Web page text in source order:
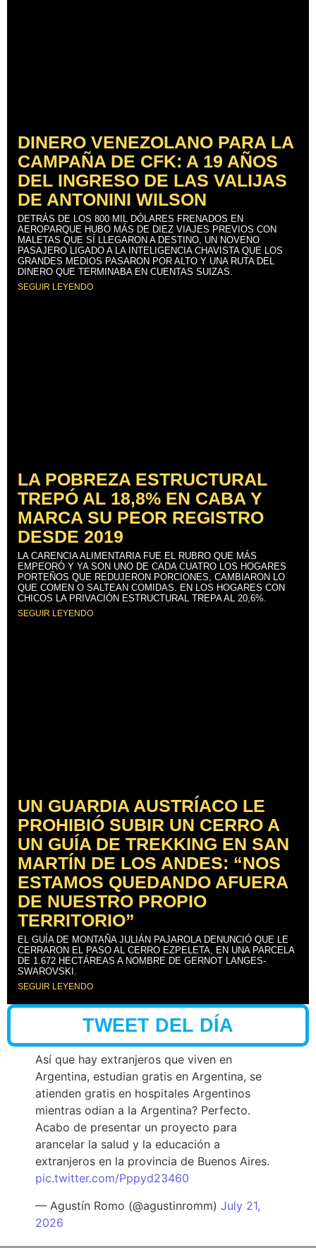
DINERO VENEZOLANO PARA LA
CAMPAÑA DE CFK: A 19 AÑOS
DEL INGRESO DE LAS VALIJAS
DE ANTONINI WILSON
DETRÁS DE LOS 800 MIL DÓLARES FRENADOS EN
AEROPARQUE HUBO MÁS DE DIEZ VIAJES PREVIOS CON
MALETAS QUE SÍ LLEGARON A DESTINO, UN NOVENO
PASAJERO LIGADO A LA INTELIGENCIA CHAVISTA QUE LOS
GRANDES MEDIOS PASARON POR ALTO Y UNA RUTA DEL
DINERO QUE TERMINABA EN CUENTAS SUIZAS.
SEGUIR LEYENDO
LA POBREZA ESTRUCTURAL
TREPÓ AL 18,8% EN CABA Y
MARCA SU PEOR REGISTRO
DESDE 2019
LA CARENCIA ALIMENTARIA FUE EL RUBRO QUE MÁS
EMPEORÓ Y YA SON UNO DE CADA CUATRO LOS HOGARES
PORTEÑOS QUE REDUJERON PORCIONES, CAMBIARON LO
QUE COMEN O SALTEAN COMIDAS. EN LOS HOGARES CON
CHICOS LA PRIVACIÓN ESTRUCTURAL TREPA AL 20,6%.
SEGUIR LEYENDO
UN GUARDIA AUSTRÍACO LE
PROHIBIÓ SUBIR UN CERRO A
UN GUÍA DE TREKKING EN SAN
MARTÍN DE LOS ANDES: “NOS
ESTAMOS QUEDANDO AFUERA
DE NUESTRO PROPIO
TERRITORIO”
EL GUÍA DE MONTAÑA JULIÁN PAJAROLA DENUNCIÓ QUE LE
CERRARON EL PASO AL CERRO EZPELETA, EN UNA PARCELA
DE 1.672 HECTÁREAS A NOMBRE DE GERNOT LANGES-
SWAROVSKI.
SEGUIR LEYENDO
TWEET DEL DÍA
Así que hay extranjeros que viven en
Argentina, estudian gratis en Argentina, se
atienden gratis en hospitales Argentinos
mientras odian a la Argentina? Perfecto.
Acabo de presentar un proyecto para
arancelar la salud y la educación a
extranjeros en la provincia de Buenos Aires.
pic.twitter.com/Pppyd23460
— Agustín Romo (@agustinromm) July 21,
2026